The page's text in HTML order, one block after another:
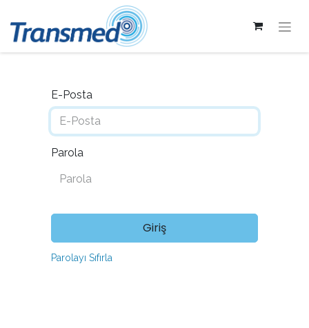
E-Posta
Parola
Giriş
Parolayı Sıfırla